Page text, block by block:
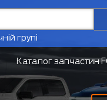
групі
Каталог запчастин